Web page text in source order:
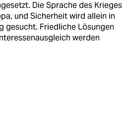
Die Sprache des Krieges
und Sicherheit wird allein in
gesucht. Friedliche Lösungen
werden